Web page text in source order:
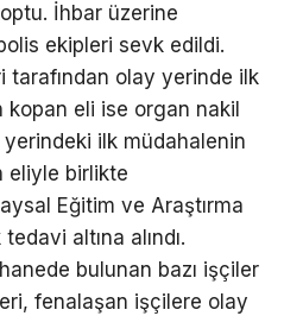
İhbar üzerine
ekipleri sevk edildi.
tarafından olay yerinde ilk
kopan eli ise organ nakil
ilk müdahalenin
eliyle birlikte
Eğitim ve Araştırma
altına alındı.
bulunan bazı işçiler
fenalaşan işçilere olay